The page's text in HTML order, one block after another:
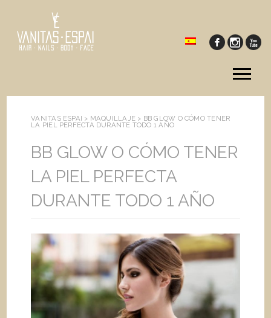
VANITAS ESPAI > MAQUILLAJE > BB GLOW O CÓMO TENER
LA PIEL PERFECTA DURANTE TODO 1 AÑO
BB GLOW O CÓMO TENER
LA PIEL PERFECTA
DURANTE TODO 1 AÑO